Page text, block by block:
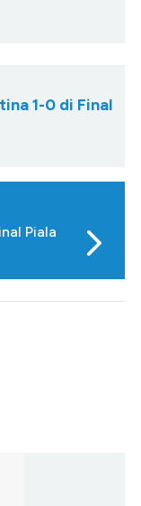
1-0 di Final
Piala